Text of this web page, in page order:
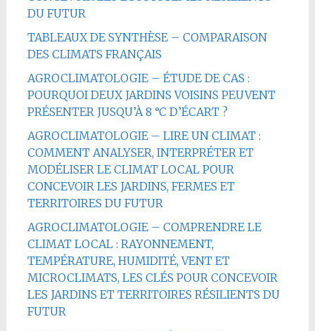
DU FUTUR
TABLEAUX DE SYNTHÈSE – COMPARAISON
DES CLIMATS FRANÇAIS
AGROCLIMATOLOGIE – ÉTUDE DE CAS :
POURQUOI DEUX JARDINS VOISINS PEUVENT
PRÉSENTER JUSQU’À 8 °C D’ÉCART ?
AGROCLIMATOLOGIE – LIRE UN CLIMAT :
COMMENT ANALYSER, INTERPRÉTER ET
MODÉLISER LE CLIMAT LOCAL POUR
CONCEVOIR LES JARDINS, FERMES ET
TERRITOIRES DU FUTUR
AGROCLIMATOLOGIE – COMPRENDRE LE
CLIMAT LOCAL : RAYONNEMENT,
TEMPÉRATURE, HUMIDITÉ, VENT ET
MICROCLIMATS, LES CLÉS POUR CONCEVOIR
LES JARDINS ET TERRITOIRES RÉSILIENTS DU
FUTUR